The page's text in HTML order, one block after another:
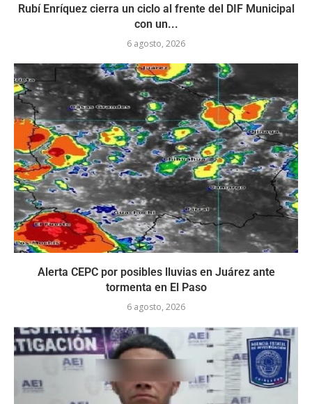
Rubí Enríquez cierra un ciclo al frente del DIF Municipal
con un...
6 agosto, 2026
Alerta CEPC por posibles lluvias en Juárez ante
tormenta en El Paso
6 agosto, 2026